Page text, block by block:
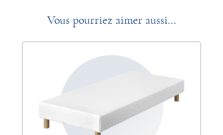
Vous pourriez aimer aussi...